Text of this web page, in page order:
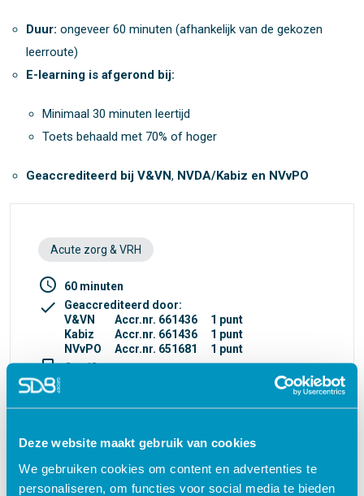
Deze website maakt gebruik van cookies
We gebruiken cookies om content en advertenties te
personaliseren, om functies voor social media te bieden
Duur: ongeveer 60 minuten (afhankelijk van de gekozen
leerroute)
E-learning is afgerond bij:
Minimaal 30 minuten leertijd
Toets behaald met 70% of hoger
Geaccrediteerd bij V&VN, NVDA/Kabiz en NVvPO
Acute zorg & VRH
access_time 60 minuten
check
Geaccrediteerd door:
V&VN
Accr.nr. 661436
1 punt
Kabiz
Accr.nr. 661436
1 punt
NVvPO
Accr.nr. 651681 1 punt
turned_in_not Certificaat